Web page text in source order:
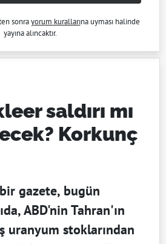
sonrayorum kurallarına uyması halinde
yayına alıncaktır.
saldırı mı
Korkunç
gazete, bugün
ABD'nin Tahran'ın
uranyum stoklarından